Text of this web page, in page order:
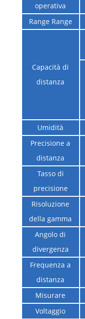
operativa
Range Range
Capacità di
distanza
Umidità
Precisione a
distanza
Tasso di
precisione
Risoluzione
della gamma
Angolo di
divergenza
Frequenza a
distanza
Misurare
Voltaggio